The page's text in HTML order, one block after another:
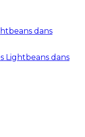
dans
Lightbeans dans